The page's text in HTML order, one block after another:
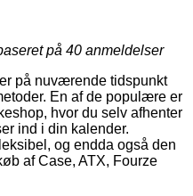
på 40 anmeldelser
på nuværende tidspunkt
En af de populære er
hvor du selv afhenter
ind i din kalender.
og endda også den
af Case, ATX, Fourze